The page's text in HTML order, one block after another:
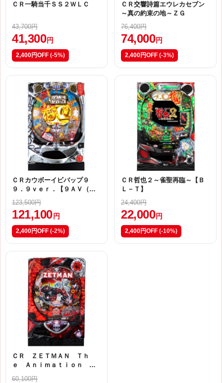
ＣＲ一騎当千ＳＳ２ＷＬＣ
43,700円
41,300 円
2,400円OFF (-5%)
ＣＲ交響詩篇エウレカセブン
～真の約束の地～ＺＧ
76,400円
74,000 円
2,400円OFF (-3%)
ＣＲカウボーイビバップ９
９．９ｖｅｒ．【９ＡＶ（甘
123,500円
121,100 円
2,400円OFF (-2%)
ＣＲ哲也２～雀聖再臨～【Ｂ
Ｌ－Ｔ】
24,400円
22,000 円
2,400円OFF (-10%)
ＣＲ ＺＥＴＭＡＮ Ｔｈ
ｅ Ａｎｉｍａｔｉｏｎ Ｆ
60,100円